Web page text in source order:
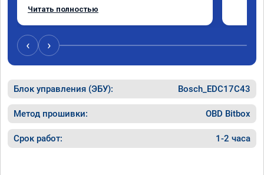
Одни из лучших трат, в авто! 🔥
Читать полностью
‹ ›
Блок управления (ЭБУ): Bosch_EDC17C43
Метод прошивки: OBD Bitbox
Срок работ: 1-2 часа